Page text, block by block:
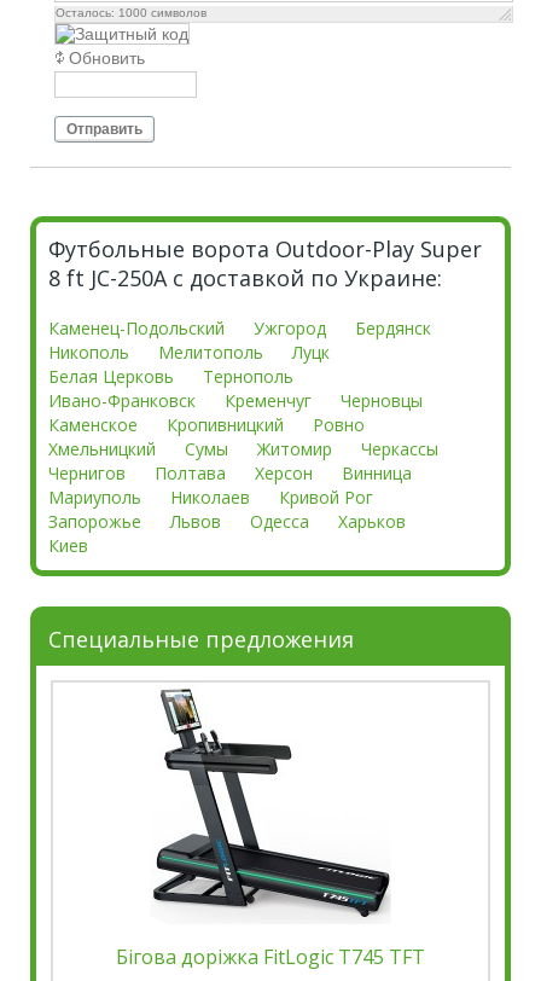
Осталось: 1000 символов
Обновить
Отправить
Футбольные ворота Outdoor-Play Super
8 ft JC-250A с доставкой по Украине:
Каменец-Подольский Ужгород
Бердянск
Никополь
Мелитополь
Луцк
Белая Церковь
Тернополь
Ивано-Франковск
Кременчуг
Черновцы
Каменское
Кропивницкий
Ровно
Хмельницкий
Сумы Житомир
Черкассы
Чернигов
Полтава Херсон
Винница
Мариуполь
Николаев
Кривой Рог
Запорожье
Львов Одесса
Харьков
Киев
Специальные предложения
Бігова доріжка FitLogic T745 TFT